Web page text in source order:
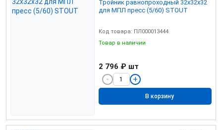
Тройник равнопроходный 32х32х32
для МПЛ пресс (5/60) STOUT
Код товара: ПЛ000013444
Товар в наличии
2 796 ₽ шт
В корзину